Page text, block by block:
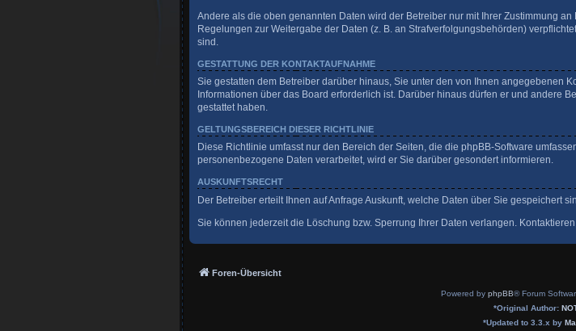
Andere als die oben genannten Daten wird der Betreiber nur mit Ihrer Zustimmung
Regelungen zur Weitergabe der Daten (z. B. an Strafverfolgungsbehörden)
sind.
GESTATTUNG DER KONTAKTAUFNAHME
Sie gestatten dem Betreiber darüber hinaus, Sie unter den von Ihnen angegebenen
Informationen über das Board erforderlich ist. Darüber hinaus dürfen er und andere
gestattet haben.
GELTUNGSBEREICH DIESER RICHTLINIE
Diese Richtlinie umfasst nur den Bereich der Seiten, die die phpBB-Software
personenbezogene Daten verarbeitet, wird er Sie darüber gesondert informieren.
AUSKUNFTSRECHT
Der Betreiber erteilt Ihnen auf Anfrage Auskunft, welche Daten über Sie gespeichert
Sie können jederzeit die Löschung bzw. Sperrung Ihrer Daten verlangen.
Foren-Übersicht
Powered by phpBB® Forum
*Original Author:
*Updated to 3.3.x by